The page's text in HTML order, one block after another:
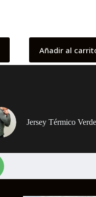
Añadir al
Jersey Térmico